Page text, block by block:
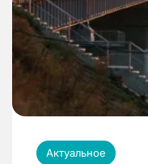
Актуальное